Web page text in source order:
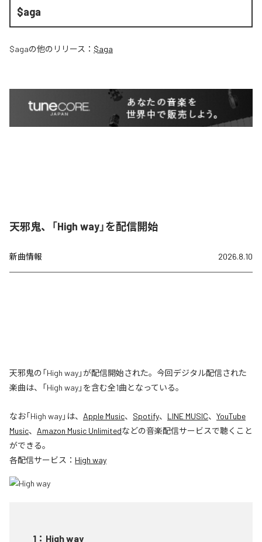
$aga
$agaの他のリリース： $aga
天邪鬼、「High way」を配信開始
新曲情報 2026.8.10
天邪鬼の「High way」が配信開始された。今回デジタル配信された
楽曲は、「High way」を含む全1曲となっている。
なお「High way」は、 Apple Music、 Spotify、 LINE MUSIC、 YouTube
Music、 Amazon Music Unlimitedなどの音楽配信サービスで聴くこと
ができる。
各配信サービス： High way
1 ： High way